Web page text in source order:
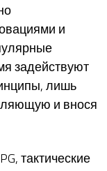
и
задействуют
лишь
и внося
тактические